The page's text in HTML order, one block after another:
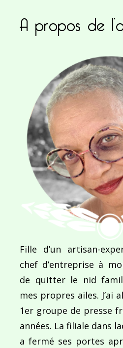
Enregistrer mon nom, mon e-mail et mon site dans
Ce site utilise Akismet
commentaires sont traitées.
A propos de
Fille d’un artisan-
chef d’entreprise à
de quitter le nid
mes propres ailes. J’ai
1er groupe de presse
années. La filiale dans
a fermé ses portes